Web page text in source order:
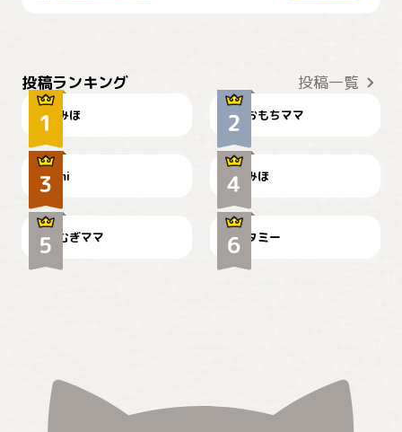
投稿ランキング 投稿一覧
みほ おもちママ
可愛い？
mi
見てるぞぉ
みほ
🌻とむぎ！
むぎママ
ドーベルマンのお友達邸に
て
タミー